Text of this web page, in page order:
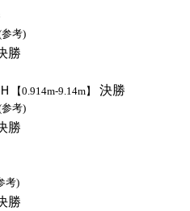
参考)
勝
【0.914m-9.14m】
決勝
参考)
勝
考)
勝